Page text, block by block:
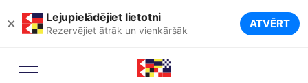
× Lejupielādējiet lietotni
Rezervējiet ātrāk un vienkāršāk ATVĒRT